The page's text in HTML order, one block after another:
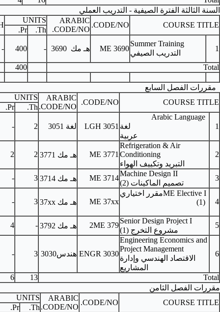
العملي
CODE/
ARABIC
CODE/NO.
C.H.
PRE-REQUISITES
Pr.
ME هـ مك 3690
-
400
-
3020, ME 3311, ME
CODE/NO.
ARABIC
CODE/NO.
C.H.
PRE-REQUISITES
Pr.
LGH 3051
-
2
-
ME 3771 هـ مك3771
2
2
3
ME 3562, ME 3664
ME 3714 هـ مك3714
3
-
3
ME 3613
ME 37xx
-
3
As per Table of ME
Electives
ME 379
2 هـ مك3792
-
4
2
Senior Standing
ENGR 3030 هندس3030 3
-
3
Senior Standing
CODE/NO.
ARABIC
CODE/NO.
C.H.
PRE-REQUISITES
Pr.